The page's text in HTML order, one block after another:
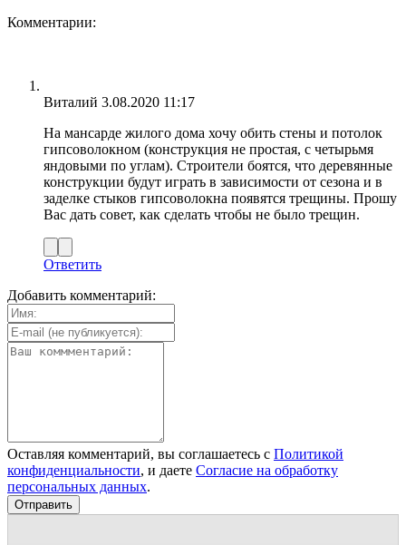
Комментарии:
Виталий 3.08.2020 11:17
На мансарде жилого дома хочу обить стены и потолок
гипсоволокном (конструкция не простая, с четырьмя
яндовыми по углам). Строители боятся, что деревянные
конструкции будут играть в зависимости от сезона и в
заделке стыков гипсоволокна появятся трещины. Прошу
Вас дать совет, как сделать чтобы не было трещин.
Ответить
Добавить комментарий:
Оставляя комментарий, вы соглашаетесь с Политикой
конфиденциальности, и даете Согласие на обработку
персональных данных.